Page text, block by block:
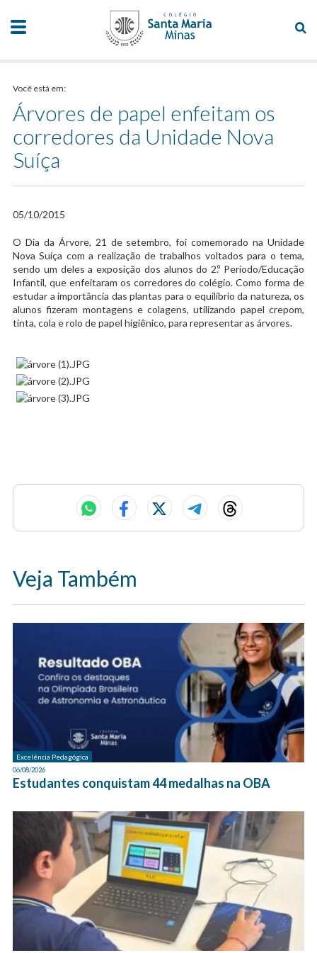
Você está em:
Árvores de papel enfeitam os
corredores da Unidade Nova
Suíça
05/10/2015
​O Dia da Árvore, 21 de setembro, foi comemorado na Unidade
Nova Suíça com a realização de trabalhos voltados para o tema,
sendo um deles a exposição dos alunos do 2.º Período/Educação
Infantil, que enfeitaram os corredores do colégio. Como forma de
estudar a importância das plantas para o equilíbrio da natureza, os
alunos fizeram montagens e colagens, utilizando papel crepom,
tinta, cola e rolo de papel higiênico, para representar as árvores.
Veja Também
Excelência Pedagógica
06/08/2026
Estudantes conquistam 44 medalhas na OBA